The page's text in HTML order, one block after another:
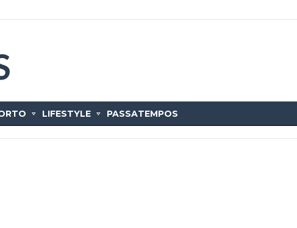
LIFESTYLE PASSATEMPOS